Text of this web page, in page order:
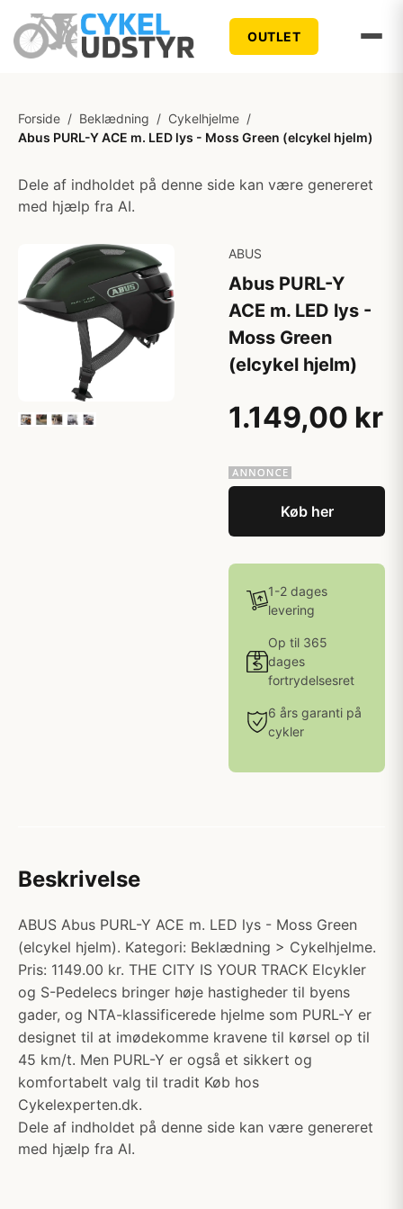
OUTLET
Forside / Beklædning / Cykelhjelme /
Abus PURL-Y ACE m. LED lys - Moss Green (elcykel hjelm)
Dele af indholdet på denne side kan være genereret
med hjælp fra AI.
ABUS
Abus PURL-Y
ACE m. LED lys -
Moss Green
(elcykel hjelm)
1.149,00 kr
Køb her
1-2 dages
levering
Op til 365
dages
fortrydelsesret
6 års garanti på
cykler
Beskrivelse
ABUS Abus PURL-Y ACE m. LED lys - Moss Green
(elcykel hjelm). Kategori: Beklædning > Cykelhjelme.
Pris: 1149.00 kr. THE CITY IS YOUR TRACK Elcykler
og S-Pedelecs bringer høje hastigheder til byens
gader, og NTA-klassificerede hjelme som PURL-Y er
designet til at imødekomme kravene til kørsel op til
45 km/t. Men PURL-Y er også et sikkert og
komfortabelt valg til tradit Køb hos
Cykelexperten.dk.
Dele af indholdet på denne side kan være genereret
med hjælp fra AI.